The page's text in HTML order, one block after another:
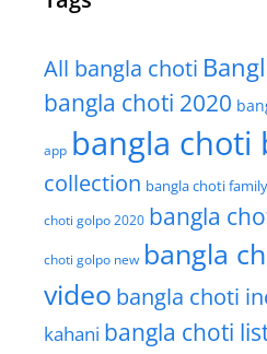
All bangla choti
bangla choti 2020
app bangla choti
collection bangla choti family
choti golpo 2020 bangla
choti golpo new bangla
video bangla choti
kahani bangla choti